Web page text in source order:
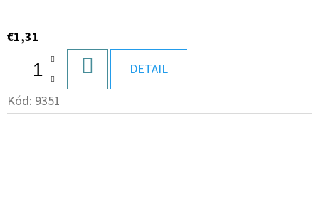
€1,31
KOŠÍKA
DETAIL
Kód: 9351